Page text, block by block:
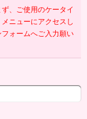
、ご使用のケータイ
ニューにアクセスし
ォームへご入力願い